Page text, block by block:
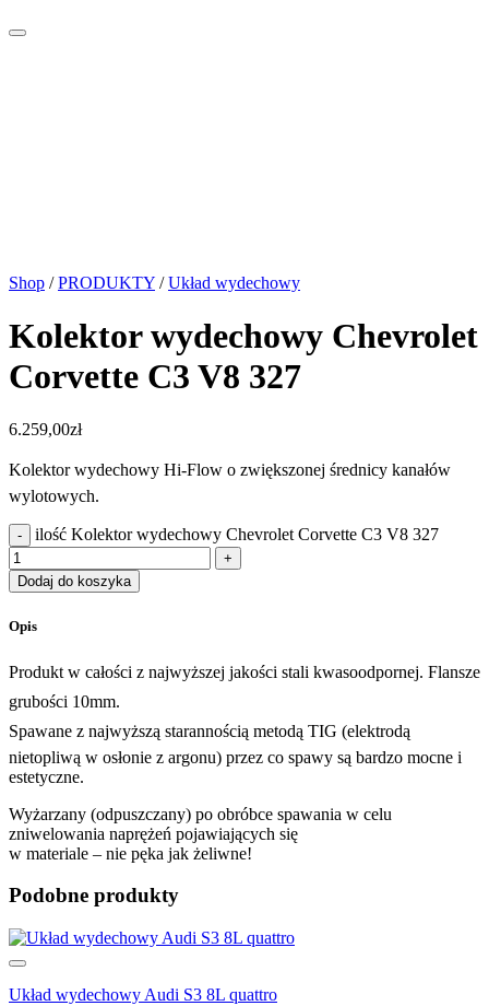
Shop / PRODUKTY / Układ wydechowy
Kolektor wydechowy Chevrolet
Corvette C3 V8 327
6.259,00zł
Kolektor wydechowy Hi-Flow o zwiększonej średnicy kanałów
wylotowych.
ilość Kolektor wydechowy Chevrolet Corvette C3 V8 327
Dodaj do koszyka
Opis
Produkt w całości z najwyższej jakości stali kwasoodpornej. Flansze
grubości 10mm.
Spawane z najwyższą starannością metodą TIG (elektrodą
nietopliwą w osłonie z argonu) przez co spawy są bardzo mocne i
estetyczne.
Wyżarzany (odpuszczany) po obróbce spawania w celu
zniwelowania naprężeń pojawiających się
w materiale – nie pęka jak żeliwne!
Podobne produkty
Układ wydechowy Audi S3 8L quattro